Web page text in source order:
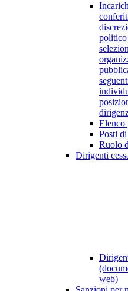
politico
Elenco
Posti
Ruolo
Dirigenti
web)